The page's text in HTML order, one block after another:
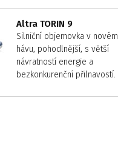
Altra TORIN 9
Silniční objemovka v novém
hávu, pohodlnější, s větší
návratností energie a
bezkonkurenční přilnavostí.